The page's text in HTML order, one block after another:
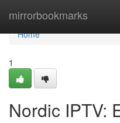
mirrorbookmarks
Home
Home
1
Nordic IPTV: